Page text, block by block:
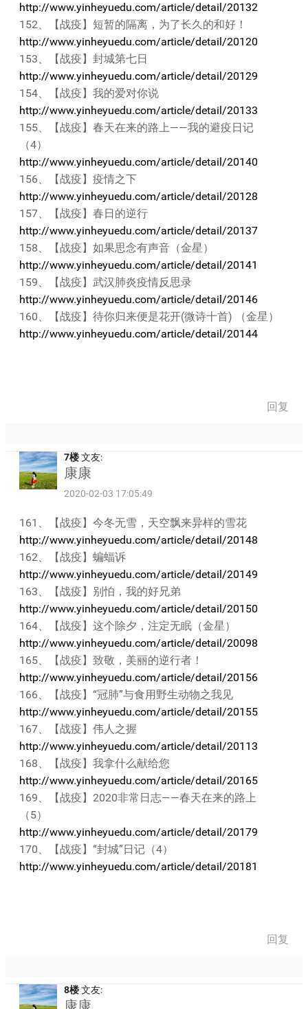
http://www.yinheyuedu.com/article/detail/20132
152、【战疫】短暂的隔离，为了长久的和好！
http://www.yinheyuedu.com/article/detail/20120
153、【战疫】封城第七日
http://www.yinheyuedu.com/article/detail/20129
154、【战疫】我的爱对你说
http://www.yinheyuedu.com/article/detail/20133
155、【战疫】春天在来的路上——我的避疫日记
（4）
http://www.yinheyuedu.com/article/detail/20140
156、【战疫】疫情之下
http://www.yinheyuedu.com/article/detail/20128
157、【战疫】春日的逆行
http://www.yinheyuedu.com/article/detail/20137
158、【战疫】如果思念有声音（金星）
http://www.yinheyuedu.com/article/detail/20141
159、【战疫】武汉肺炎疫情反思录
http://www.yinheyuedu.com/article/detail/20146
160、【战疫】待你归来便是花开(微诗十首) （金星）
http://www.yinheyuedu.com/article/detail/20144
回复
7楼文友:
康康
2020-02-03 17:05:49
161、【战疫】今冬无雪，天空飘来异样的雪花
http://www.yinheyuedu.com/article/detail/20148
162、【战疫】蝙蝠诉
http://www.yinheyuedu.com/article/detail/20149
163、【战疫】别怕，我的好兄弟
http://www.yinheyuedu.com/article/detail/20150
164、【战疫】这个除夕，注定无眠（金星）
http://www.yinheyuedu.com/article/detail/20098
165、【战疫】致敬，美丽的逆行者！
http://www.yinheyuedu.com/article/detail/20156
166、【战疫】“冠肺”与食用野生动物之我见
http://www.yinheyuedu.com/article/detail/20155
167、【战疫】伟人之握
http://www.yinheyuedu.com/article/detail/20113
168、【战疫】我拿什么献给您
http://www.yinheyuedu.com/article/detail/20165
169、【战疫】2020非常日志——春天在来的路上
（5）
http://www.yinheyuedu.com/article/detail/20179
170、【战疫】“封城”日记（4）
http://www.yinheyuedu.com/article/detail/20181
回复
8楼文友:
康康